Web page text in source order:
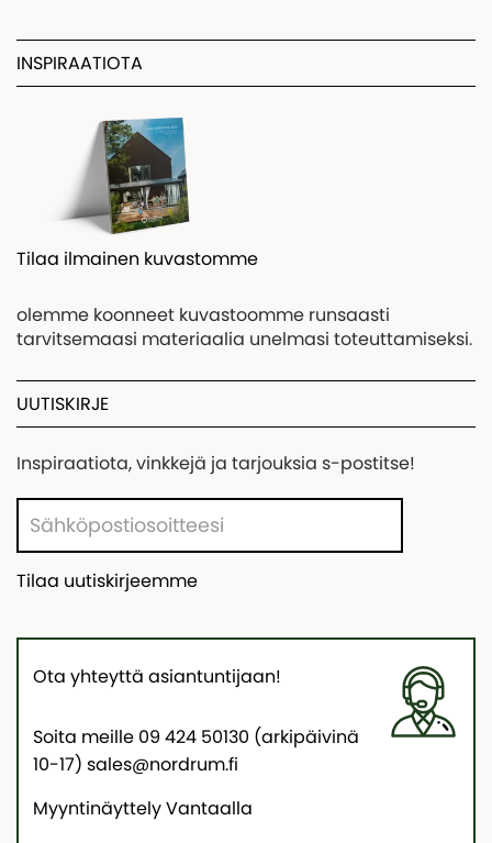
INSPIRAATIOTA
Tilaa ilmainen kuvastomme
olemme koonneet kuvastoomme runsaasti
tarvitsemaasi materiaalia unelmasi toteuttamiseksi.
UUTISKIRJE
Inspiraatiota, vinkkejä ja tarjouksia s-postitse!
Tilaa uutiskirjeemme
Ota yhteyttä asiantuntijaan!
Soita meille 09 424 50130 (arkipäivinä
10-17) sales@nordrum.fi
Myyntinäyttely Vantaalla